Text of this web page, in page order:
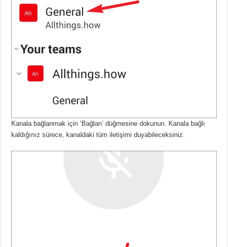
Kanala bağlanmak için ‘Bağlan’ düğmesine dokunun. Kanala bağlı
kaldığınız sürece, kanaldaki tüm iletişimi duyabileceksiniz.